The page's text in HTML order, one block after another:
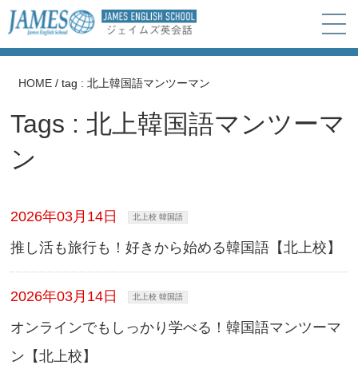
HOME /tag : 北上韓国語マンツーマン
Tags : 北上韓国語マンツーマ
ン
2026年03月14日 北上校 韓国語
推し活も旅行も！好きから始める韓国語【北上校】
2026年03月14日 北上校 韓国語
オンラインでもしっかり学べる！韓国語マンツーマ
ン【北上校】